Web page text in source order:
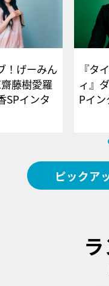
！げーみん
藤樹愛羅
SPインタ
『タ
ィ』
Pイ
ピックア